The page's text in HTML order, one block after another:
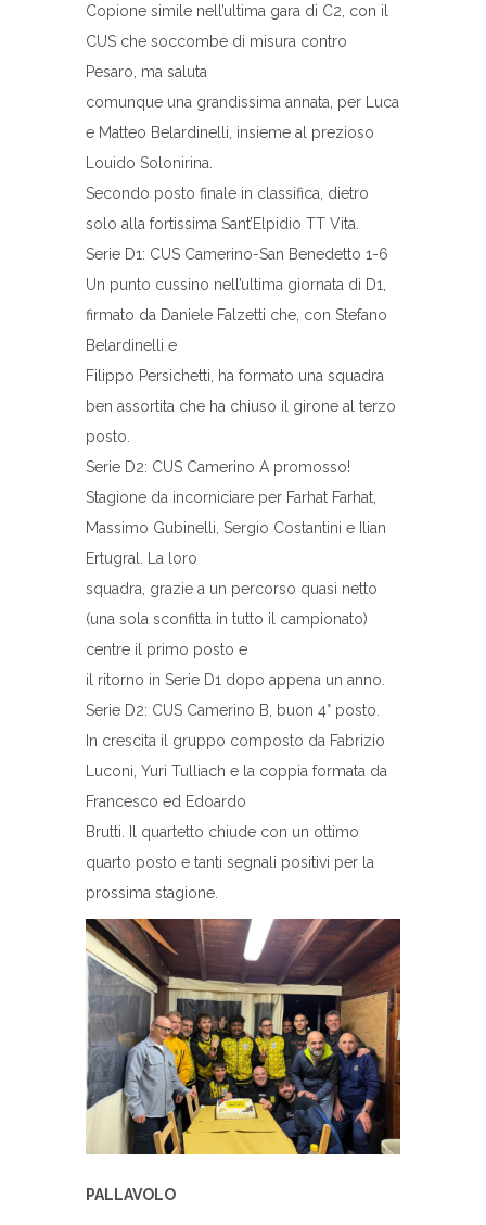
Copione simile nell’ultima gara di C2, con il
CUS che soccombe di misura contro
Pesaro, ma saluta
comunque una grandissima annata, per Luca
e Matteo Belardinelli, insieme al prezioso
Louido Solonirina.
Secondo posto finale in classifica, dietro
solo alla fortissima Sant’Elpidio TT Vita.
Serie D1: CUS Camerino-San Benedetto 1-6
Un punto cussino nell’ultima giornata di D1,
firmato da Daniele Falzetti che, con Stefano
Belardinelli e
Filippo Persichetti, ha formato una squadra
ben assortita che ha chiuso il girone al terzo
posto.
Serie D2: CUS Camerino A promosso!
Stagione da incorniciare per Farhat Farhat,
Massimo Gubinelli, Sergio Costantini e Ilian
Ertugral. La loro
squadra, grazie a un percorso quasi netto
(una sola sconfitta in tutto il campionato)
centre il primo posto e
il ritorno in Serie D1 dopo appena un anno.
Serie D2: CUS Camerino B, buon 4° posto.
In crescita il gruppo composto da Fabrizio
Luconi, Yuri Tulliach e la coppia formata da
Francesco ed Edoardo
Brutti. Il quartetto chiude con un ottimo
quarto posto e tanti segnali positivi per la
prossima stagione.
PALLAVOLO